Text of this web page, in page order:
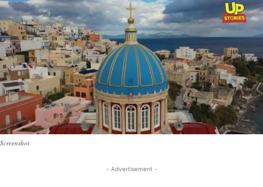
Screenshot
- Advertisement -